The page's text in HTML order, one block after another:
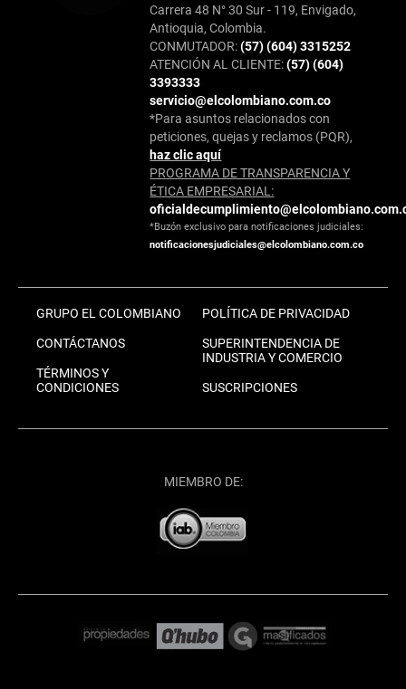
Carrera 48 N° 30 Sur - 119, Envigado,
Antioquia, Colombia.
CONMUTADOR:(57) (604) 3315252
ATENCIÓN AL CLIENTE:(57) (604)
3393333
servicio@elcolombiano.com.co
*Para asuntos relacionados con
peticiones, quejas y reclamos (PQR),
haz clic aquí
PROGRAMA DE TRANSPARENCIA Y
ÉTICA EMPRESARIAL:
*Buzón exclusivo para notificaciones judiciales:
notificacionesjudiciales@elcolombiano.com.co
GRUPO EL COLOMBIANO
CONTÁCTANOS
TÉRMINOS Y
CONDICIONES
POLÍTICA DE PRIVACIDAD
SUPERINTENDENCIA DE
INDUSTRIA Y COMERCIO
SUSCRIPCIONES
MIEMBRO DE: